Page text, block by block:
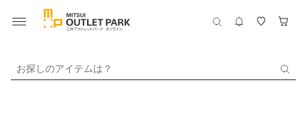
お探しのアイテムは？